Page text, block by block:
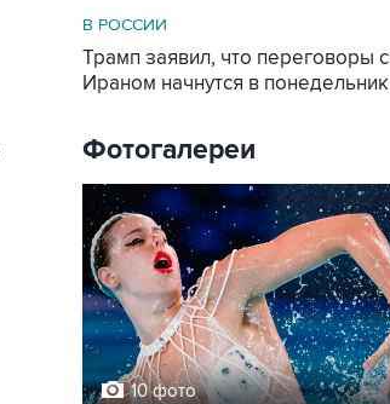
В РОССИИ
Трамп заявил, что переговоры с
Ираном начнутся в понедельник
Фотогалереи
10 фото